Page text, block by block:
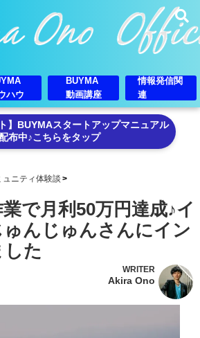
ハウ
BUYMA
動画講座
情報発信関
連
】BUYMAスタートアップマニュアル
布中♪こちらをタップ
ュニティ体験談
で月利50万円達成♪イ
んじゅんさんにイン
た
WRITER
Akira Ono